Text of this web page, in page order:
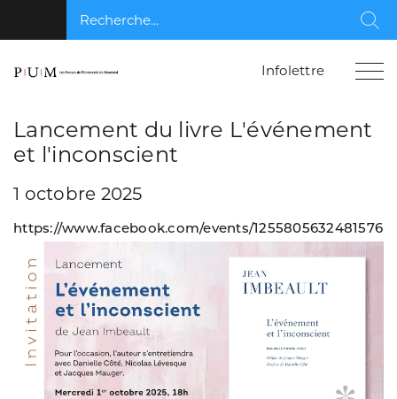
Recherche...
Infolettre
Lancement du livre L'événement
et l'inconscient
1 octobre 2025
https://www.facebook.com/events/1255805632481576